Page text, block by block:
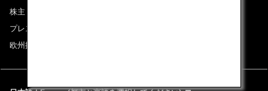
株主・投資家情報
プレスリリース
欧州採用情報